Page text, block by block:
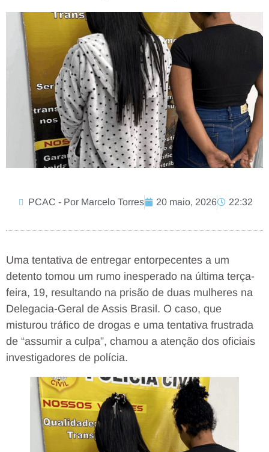
PCAC - Por Marcelo Torres 20 maio, 2026 22:32
Uma tentativa de entregar entorpecentes a um
detento tomou um rumo inesperado na última terça-
feira, 19, resultando na prisão de duas mulheres na
Delegacia-Geral de Assis Brasil. O caso, que
misturou tráfico de drogas e uma tentativa frustrada
de “assumir a culpa”, chamou a atenção dos oficiais
investigadores de polícia.